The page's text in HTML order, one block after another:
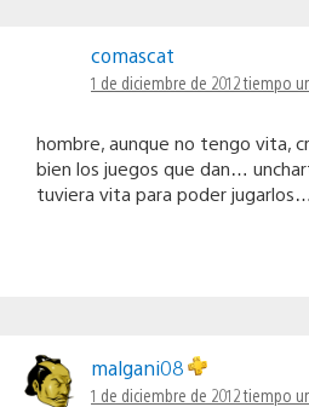
comascat
1 de diciembre de 2012 tiempo
hombre, aunque no tengo vita,
bien los juegos que dan…
tuviera vita para poder jugarlos…
malgani08
1 de diciembre de 2012 tiempo